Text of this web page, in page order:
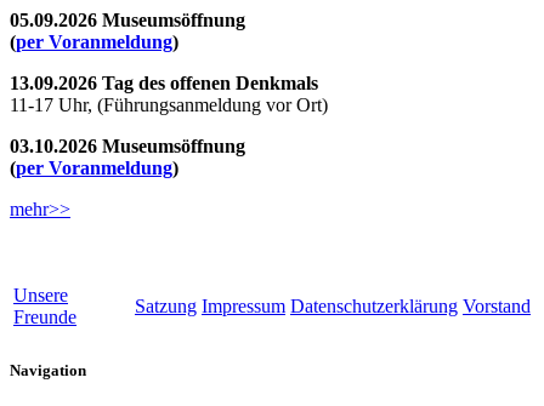
05.09.2026 Museumsöffnung
(per Voranmeldung)
13.09.2026 Tag des offenen Denkmals
11-17 Uhr, (Führungsanmeldung vor Ort)
03.10.2026 Museumsöffnung
(per Voranmeldung)
mehr>>
Unsere
Freunde
Satzung Impressum Datenschutzerklärung Vorstand
Navigation